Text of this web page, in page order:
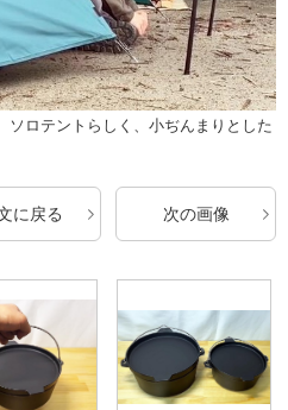
ソロテントらしく、小ぢんまりとした
に戻る 次の画像